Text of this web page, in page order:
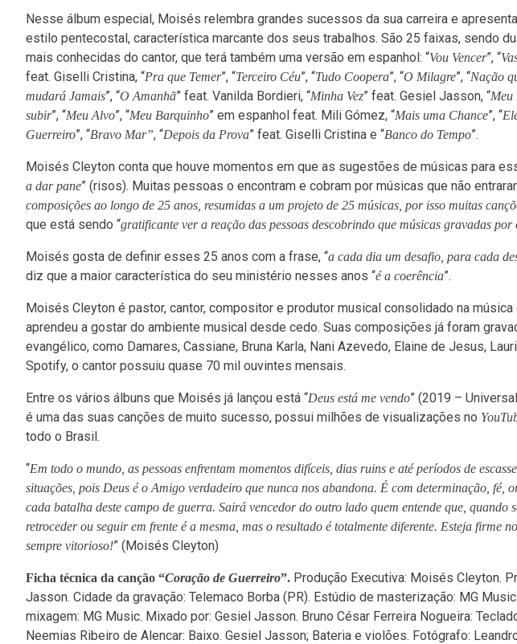
Nesse álbum especial, Moisés relembra grandes sucessos da sua carreira e
estilo pentecostal, característica marcante dos seus trabalhos. São 25 faixas, sendo
mais conhecidas do cantor, que terá também uma versão em espanhol: “Vou Vencer”, “
feat. Giselli Cristina, “Pra que Temer”, “Terceiro Céu”, “Tudo Coopera”, “O Milagre”, “Nação
mudará Jamais”, “O Amanhã” feat. Vanilda Bordieri, “Minha Vez” feat. Gesiel Jasson, “Meu
subir”, “Meu Alvo”, “Meu Barquinho” em espanhol feat. Mili Gómez, “Mais uma Chance”, “
Guerreiro”, “Bravo Mar”, “Depois da Prova” feat. Giselli Cristina e “Banco do Tempo”.
Moisés Cleyton conta que houve momentos em que as sugestões de músicas para
a dar pane” (risos). Muitas pessoas o encontram e cobram por músicas que não
composições ao longo de 25 anos, resumidas a um projeto de 25 músicas, por isso muitas
que está sendo “gratificante ver a reação das pessoas descobrindo que músicas gravadas
Moisés gosta de definir esses 25 anos com a frase, “a cada dia um desafio, para cada
diz que a maior característica do seu ministério nesses anos “é a coerência”.
Moisés Cleyton é pastor, cantor, compositor e produtor musical consolidado na
aprendeu a gostar do ambiente musical desde cedo. Suas composições já foram
evangélico, como Damares, Cassiane, Bruna Karla, Nani Azevedo, Elaine de Jesus,
Spotify, o cantor possuiu quase 70 mil ouvintes mensais.
Entre os vários álbuns que Moisés já lançou está “Deus está me vendo” (2019 –
é uma das suas canções de muito sucesso, possui milhões de visualizações no
todo o Brasil.
“Em todo o mundo, as pessoas enfrentam momentos difíceis, dias ruins e até períodos de
situações, pois Deus é o Amigo verdadeiro que nunca nos abandona. É com determinação, fé,
cada batalha deste campo de guerra. Sairá vencedor do outro lado quem entende que, quando
retroceder ou seguir em frente é a mesma, mas o resultado é totalmente diferente. Esteja firme
sempre vitorioso!” (Moisés Cleyton)
Ficha técnica da canção “Coração de Guerreiro”. Produção Executiva: Moisés Cleyton.
Jasson. Cidade da gravação: Telemaco Borba (PR). Estúdio de masterização: MG
mixagem: MG Music. Mixado por: Gesiel Jasson. Bruno César Ferreira Nogueira:
Neemias Ribeiro de Alencar: Baixo. Gesiel Jasson; Bateria e violões. Fotógrafo: